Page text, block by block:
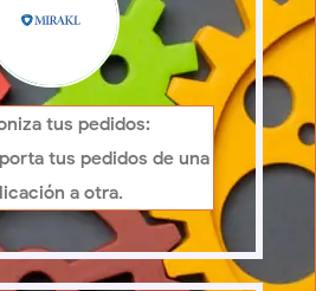
tus pedidos:
tus pedidos de una
a otra.